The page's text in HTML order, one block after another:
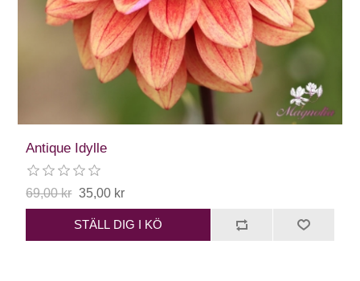
Antique Idylle
69,00 kr 35,00 kr
STÄLL DIG I KÖ